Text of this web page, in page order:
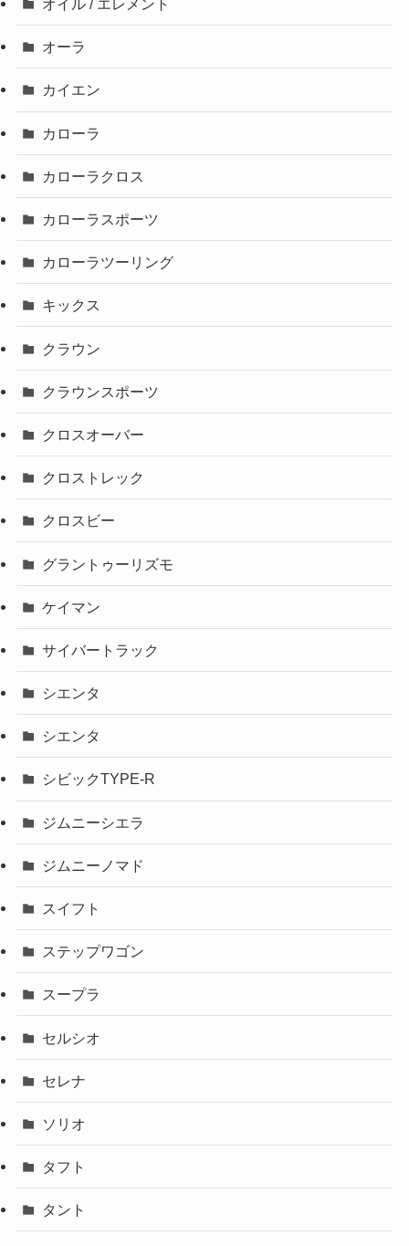
オイル / エレメント
オーラ
カイエン
カローラ
カローラクロス
カローラスポーツ
カローラツーリング
キックス
クラウン
クラウンスポーツ
クロスオーバー
クロストレック
クロスビー
グラントゥーリズモ
ケイマン
サイバートラック
シエンタ
シエンタ
シビックTYPE-R
ジムニーシエラ
ジムニーノマド
スイフト
ステップワゴン
スープラ
セルシオ
セレナ
ソリオ
タフト
タント